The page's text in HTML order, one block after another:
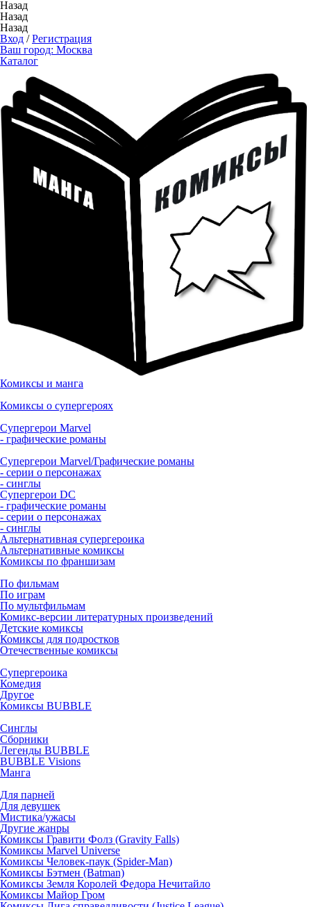
Назад
Назад
Назад
Вход /Регистрация
Ваш город: Москва
Каталог
Комиксы и манга
Комиксы о супергероях
Супергерои Marvel
- графические романы
Супергерои Marvel/Графические романы
- серии о персонажах
- синглы
Супергерои DC
- графические романы
- серии о персонажах
- синглы
Альтернативная супергероика
Альтернативные комиксы
Комиксы по франшизам
По фильмам
По играм
По мультфильмам
Комикс-версии литературных произведений
Детские комиксы
Комиксы для подростков
Отечественные комиксы
Супергероика
Комедия
Другое
Комиксы BUBBLE
Синглы
Сборники
Легенды BUBBLE
BUBBLE Visions
Манга
Для парней
Для девушек
Мистика/ужасы
Другие жанры
Комиксы Гравити Фолз (Gravity Falls)
Комиксы Marvel Universe
Комиксы Человек-паук (Spider-Man)
Комиксы Бэтмен (Batman)
Комиксы Земля Королей Федора Нечитайло
Комиксы Майор Гром